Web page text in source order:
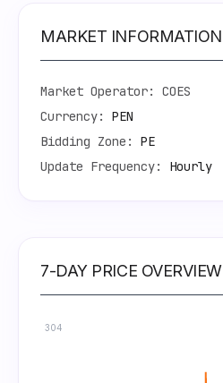
MARKET INFORMATION
Market Operator:
COES
Currency:
PEN
Bidding Zone:
PE
Update Frequency:
Hourly
7-DAY PRICE OVERVIEW
304